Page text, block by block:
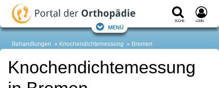
Suche Login
Menü
Behandlungen Knochendichtemessung Bremen
Knochendichtemessung